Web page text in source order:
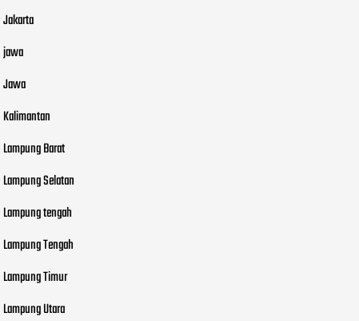
Jakarta
jawa
Jawa
Kalimantan
Lampung Barat
Lampung Selatan
Lampung tengah
Lampung Tengah
Lampung Timur
Lampung Utara